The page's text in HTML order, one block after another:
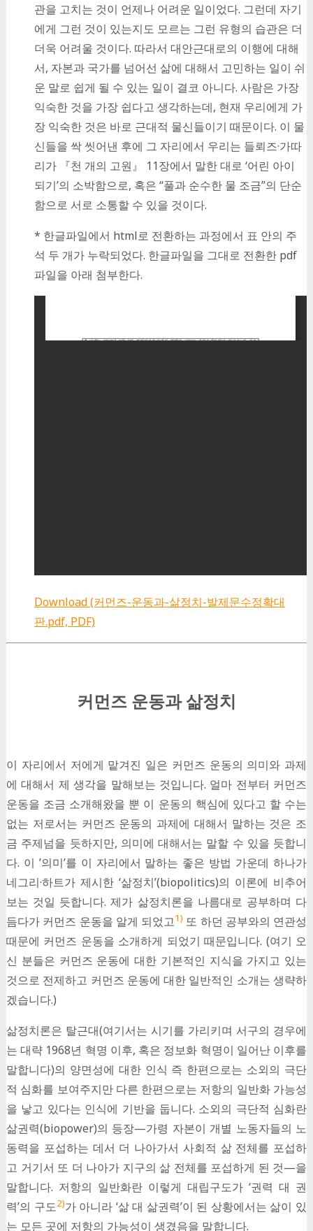
관을 고치는 것이 언제나 어려운 일이었다. 그런데 자기
에게 그런 것이 있는지도 모르는 그런 유형의 습관은 더
더욱 어려울 것이다. 따라서 대안근대로의 이행에 대해
서, 자본과 국가를 넘어선 삶에 대해서 고민하는 일이 쉬
운 말로 쉽게 될 수 있는 일이 결코 아니다. 사람은 가장
익숙한 것을 가장 쉽다고 생각하는데, 현재 우리에게 가
장 익숙한 것은 바로 근대적 물신들이기 때문이다. 이 물
신들을 싹 씻어낸 후에 그 자리에서 우리는 들뢰즈·가따
리가 『천 개의 고원』 11장에서 말한 대로 ‘어린 아이
되기’의 소박함으로, 혹은 “풀과 순수한 물 조금”의 단순
함으로 서로 소통할 수 있을 것이다.
* 한글파일에서 html로 전환하는 과정에서 표 안의 주
석 두 개가 누락되었다. 한글파일을 그대로 전환한 pdf
파일을 아래 첨부한다.
Download (커먼즈-운동과-삶정치-발제문수정확대
판.pdf, PDF)
커먼즈 운동과 삶정치
이 자리에서 저에게 맡겨진 일은 커먼즈 운동의 의미와 과제
에 대해서 제 생각을 말해보는 것입니다. 얼마 전부터 커먼즈
운동을 조금 소개해왔을 뿐 이 운동의 핵심에 있다고 할 수는
없는 저로서는 커먼즈 운동의 과제에 대해서 말하는 것은 조
금 주제넘을 듯하지만, 의미에 대해서는 말할 수 있을 듯합니
다. 이 ’의미’를 이 자리에서 말하는 좋은 방법 가운데 하나가
네그리·하트가 제시한 ‘삶정치’(biopolitics)의 이론에 비추어
보는 것일 듯합니다. 제가 삶정치론을 나름대로 공부하며 다
듬다가 커먼즈 운동을 알게 되었고1) 또 하던 공부와의 연관성
때문에 커먼즈 운동을 소개하게 되었기 때문입니다. (여기 오
신 분들은 커먼즈 운동에 대한 기본적인 지식을 가지고 있는
것으로 전제하고 커먼즈 운동에 대한 일반적인 소개는 생략하
겠습니다.)
삶정치론은 탈근대(여기서는 시기를 가리키며 서구의 경우에
는 대략 1968년 혁명 이후, 혹은 정보화 혁명이 일어난 이후를
말합니다)의 양면성에 대한 인식 즉 한편으로는 소외의 극단
적 심화를 보여주지만 다른 한편으로는 저항의 일반화 가능성
을 낳고 있다는 인식에 기반을 둡니다. 소외의 극단적 심화란
삶권력(biopower)의 등장—가령 자본이 개별 노동자들의 노
동력을 포섭하는 데서 더 나아가서 사회적 삶 전체를 포섭하
고 거기서 또 더 나아가 지구의 삶 전체를 포섭하게 된 것—을
말합니다. 저항의 일반화란 이렇게 대립구도가 ‘권력 대 권
력’의 구도2)가 아니라 ‘삶 대 삶권력’이 된 상황에서는 삶이 있
는 모든 곳에 저항의 가능성이 생겼음을 말합니다.